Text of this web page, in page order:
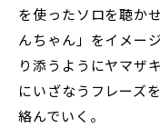
を使ったソロを聴か
んちゃん」をイメー
り添うようにヤマザ
にいざなうフレーズ
絡んでいく。